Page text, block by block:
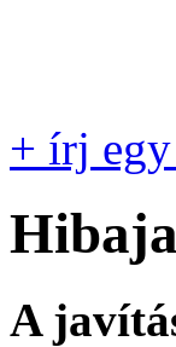
+ írj
A